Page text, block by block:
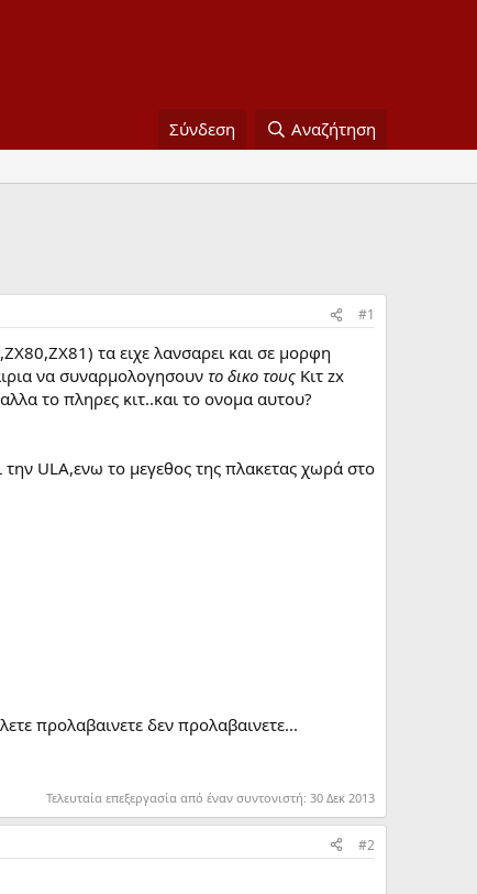
Σύνδεση Αναζήτηση
#1
τα ειχε λανσαρει και σε μορφη
να συναρμολογησουν το δικο τους Κιτ zx
το πληρες κιτ..και το ονομα αυτου?
ULA,ενω το μεγεθος της πλακετας χωρά στο
προλαβαινετε δεν προλαβαινετε...
Τελευταία επεξεργασία από έναν συντονιστή: 30 Δεκ 2013
#2